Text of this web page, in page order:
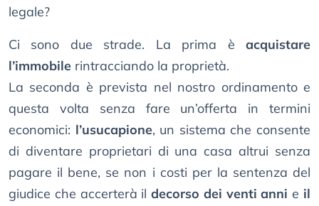
legale?
Ci sono due strade. La prima è acquistare
l’immobile rintracciando la proprietà.
La seconda è prevista nel nostro ordinamento e
questa volta senza fare un’offerta in termini
economici: l’usucapione, un sistema che consente
di diventare proprietari di una casa altrui senza
pagare il bene, se non i costi per la sentenza del
giudice che accerterà ildecorso dei venti anni e il